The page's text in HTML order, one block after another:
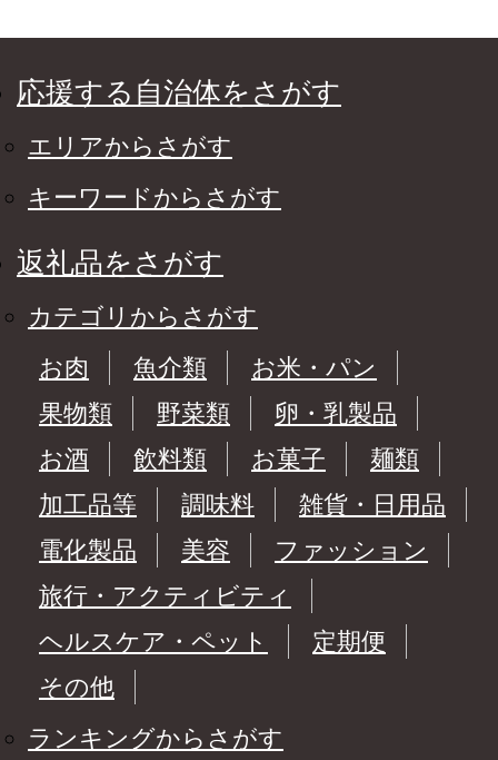
応援する自治体をさがす
エリアからさがす
キーワードからさがす
返礼品をさがす
カテゴリからさがす
お肉
魚介類
お米・パン
果物類
野菜類
卵・乳製品
お酒
飲料類 お菓子
麺類
加工品等
調味料
雑貨・日用品
電化製品
美容
ファッション
旅行・アクティビティ
ヘルスケア・ペット
定期便
その他
ランキングからさがす